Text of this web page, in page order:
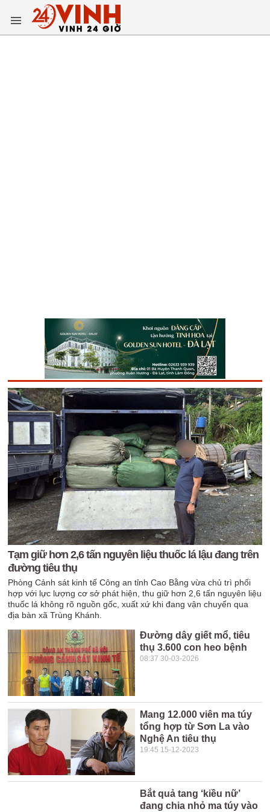
Tạm giữ hơn 2,6 tấn nguyên liệu thuốc lá lậu đang trên
đường tiêu thụ
Phòng Cảnh sát kinh tế Công an tỉnh Cao Bằng vừa chủ trì phối
hợp với lực lượng cơ sở phát hiện, thu giữ hơn 2,6 tấn nguyên liệu
thuốc lá không rõ nguồn gốc, xuất xứ khi đang vận chuyển qua
địa bàn xã Trùng Khánh.
Đường dây giết mổ, tiêu
thụ 3.600 con heo bệnh
08:37 30-03-2026
Mang 12.000 viên ma túy
tổng hợp từ Sơn La vào
Nghệ An tiêu thụ
19:45 15-12-2023
Bắt quả tang ‘kiều nữ’
đang chia nhỏ ma túy vào